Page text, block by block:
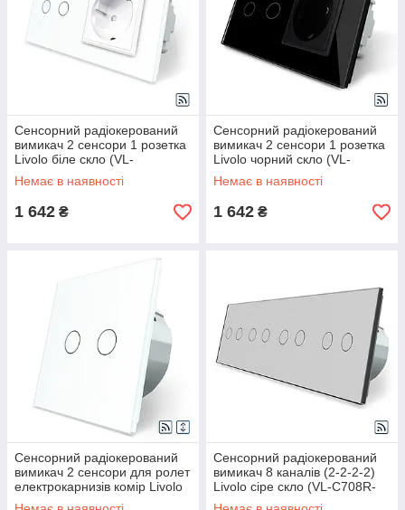
Сенсорний радіокерований
вимикач 2 сенсори 1 розетка
Livolo біле скло (VL-
C702R/C7C1EU-11)
Немає в наявності
1 642 ₴
Сенсорний радіокерований
вимикач 2 сенсори 1 розетка
Livolo чорний скло (VL-
C702R/C7C1EU-12)
Немає в наявності
1 642 ₴
Сенсорний радіокерований
вимикач 2 сенсори для ролет
електрокарнизів комір Livolo
біле скло
Сенсорний радіокерований
вимикач 8 каналів (2-2-2-2)
Livolo сіре скло (VL-C708R-
15)